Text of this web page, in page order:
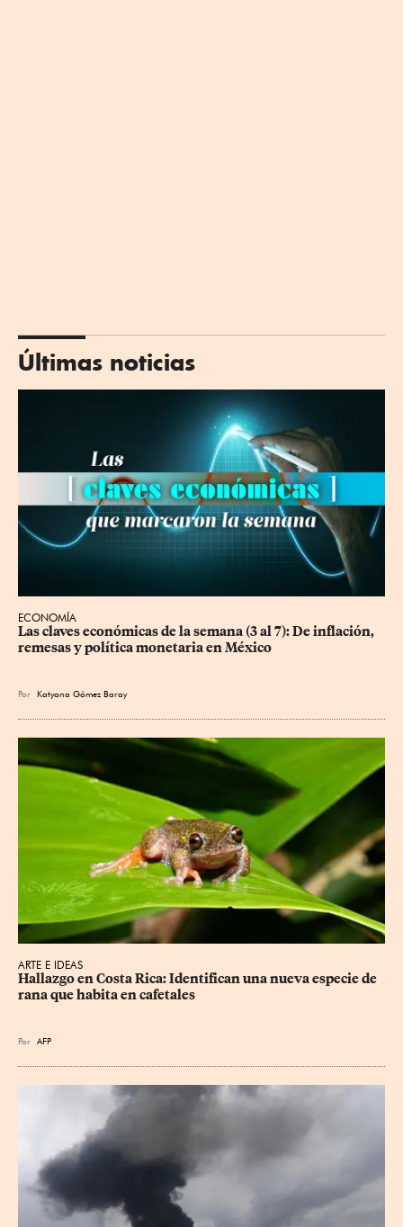
Últimas noticias
ECONOMÍA
Las claves económicas de la semana (3 al 7): De inflación,
remesas y política monetaria en México
Por Katyana Gómez Baray
ARTE E IDEAS
Hallazgo en Costa Rica: Identifican una nueva especie de
rana que habita en cafetales
Por AFP